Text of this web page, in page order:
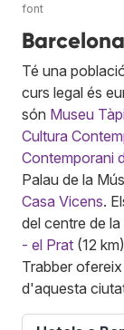
font
Barcelona
Té una
curs legal és
són Museu
Cultura
Contemporani
Palau de la
Casa Vicens.
del centre de
- el Prat (12 km),
Trabber
d'aquesta